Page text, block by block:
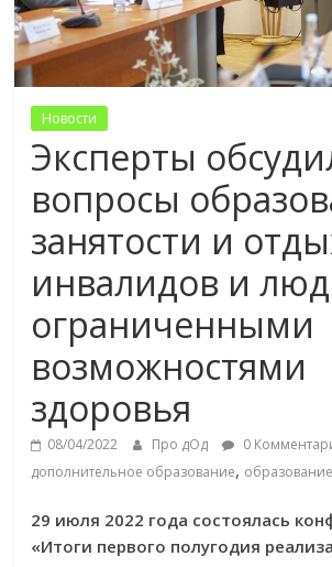
Новости
Эксперты
вопросы
занятости и
инвалидов и
ограниченными
возможностями
здоровья
08/04/2022 Про дОд
0
дополнительное образование, образование
29 июля 2022 года состоялась
«Итоги первого полугодия